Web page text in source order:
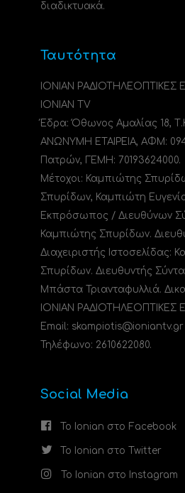
διαδικτυακά.
Ταυτότητα
ΙΟΝΙΑΝ ΡΑΔΙΟΤΗΛΕΟΠΤΙΚΕΣ
IONIAN TV
Έδρα: Όθωνος Αμαλίας 18,
ΑΝΩΝΥΜΗ ΕΤΑΙΡΕΙΑ, ΑΦΜ:
Πατρών, ΓΕΜΗ: 70193624000.
Μέτοχοι: Καμπιώτης
Σπυρίδων, Καμπιώτη
Εκπρόσωπος / Διευθύνων
Καμπιώτης Σπυρίδων.
Διαχειριστής Ιστοσελίδας:
Σπυρίδων. Διευθυντής
Μπάστα Τριανταφυλλιά.
ΙΟΝΙΑΝ ΡΑΔΙΟΤΗΛΕΟΠΤΙΚΕΣ
Email: skampiotis@ioniantv.gr
Τηλέφωνο: 2610622080.
Social Media
Το Ionian στο Facebook
Το Ionian στο Twitter
Το Ionian στο Instagram